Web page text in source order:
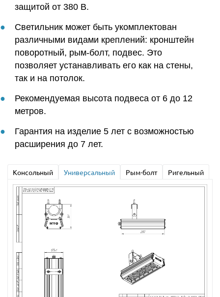
защитой от 380 В.
Светильник может быть укомплектован
различными видами креплений: кронштейн
поворотный, рым-болт, подвес. Это
позволяет устанавливать его как на стены,
так и на потолок.
Рекомендуемая высота подвеса от 6 до 12
метров.
Гарантия на изделие 5 лет с возможностью
расширения до 7 лет.
Консольный Универсальный Рым-болт Ригельный